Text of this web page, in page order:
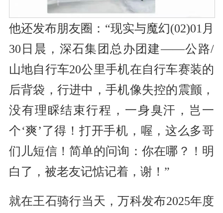
他还发布朋友圈：“现实与魔幻(02)01月
30日晨，深石集团总办团建——公路/
山地自行车20公里手机在自行车赛装的
后背袋，行进中，手机像失控的震颤，
没有理睬结束行程，一身臭汗，岂一
个‘爽’了得！打开手机，喔，这么多哥
们儿短信！简单的问询：你在哪？！明
白了，被老友记惦记着，谢！”
就在王石骑行当天，万科发布2025年度